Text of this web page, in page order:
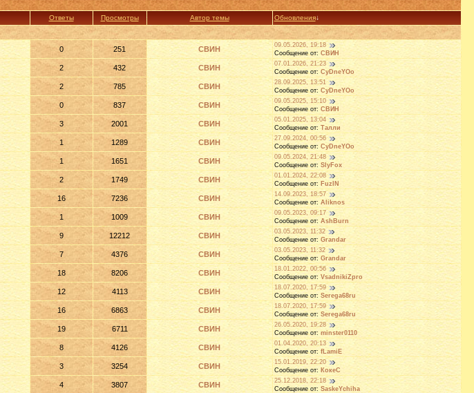
Ответы Просмотры Автор темы Обновления↓
0 251 СВИН
09.05.2026, 19:18
Сообщение от: СВИН
2 432 СВИН
07.01.2026, 21:23
Сообщение от: CyDneYOo
2 785 СВИН
28.09.2025, 13:51
Сообщение от: CyDneYOo
0 837 СВИН
09.05.2025, 15:10
Сообщение от: СВИН
3 2001 СВИН
05.01.2025, 13:04
Сообщение от: Талли
1 1289 СВИН
27.09.2024, 00:56
Сообщение от: CyDneYOo
1 1651 СВИН
09.05.2024, 21:48
Сообщение от: SlyFox
2 1749 СВИН
01.01.2024, 22:08
Сообщение от: FuzIN
16 7236 СВИН
14.09.2023, 18:57
Сообщение от: Aliknos
1 1009 СВИН
09.05.2023, 09:17
Сообщение от: AshBurn
9 12212 СВИН
03.05.2023, 11:32
Сообщение от: Grandar
7 4376 СВИН
03.05.2023, 11:32
Сообщение от: Grandar
18 8206 СВИН
18.01.2022, 00:56
Сообщение от: VsadnikiZpro
12 4113 СВИН
18.07.2020, 17:59
Сообщение от: Serega68ru
16 6863 СВИН
18.07.2020, 17:59
Сообщение от: Serega68ru
19 6711 СВИН
26.05.2020, 19:28
Сообщение от: minster0110
8 4126 СВИН
01.04.2020, 20:13
Сообщение от: fLamiE
3 3254 СВИН
15.01.2019, 22:20
Сообщение от: КокеС
4 3807 СВИН
25.12.2018, 22:18
Сообщение от: SaskeYchiha